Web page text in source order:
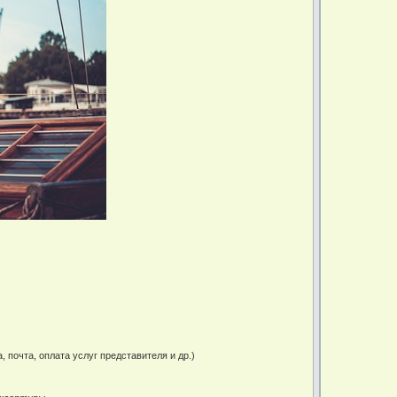
оплата услуг представителя и др.)